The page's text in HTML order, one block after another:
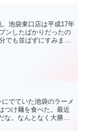
。池袋東口店は平成17年
ンしたばかりだったの
でも並ばずにすみまし
でていた池袋のラーメ
つけ麺を食べた。最近
な。なんとなく大勝軒